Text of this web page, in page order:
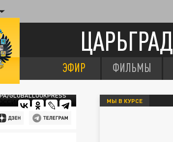
ЦАРЬГРАД
ЭФИР ФИЛЬМЫ
GLOBALLOOKPRESS
МЫ В КУРСЕ